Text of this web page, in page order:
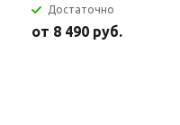
Достаточно
от 8 490 руб.